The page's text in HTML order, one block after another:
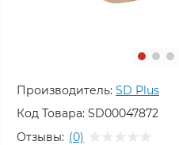
Производитель: SD Plus
Код Товара: SD00047872
Отзывы: (0)